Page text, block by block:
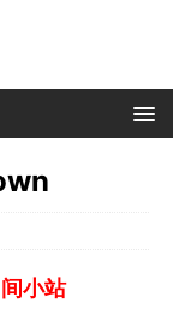
小站